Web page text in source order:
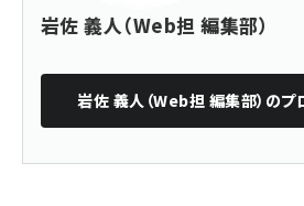
岩佐 義人（Web担 編集部）
岩佐 義人（Web担 編集部） のプ